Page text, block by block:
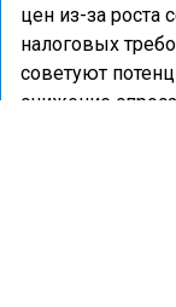
цен из-за роста
налоговых
советуют
снижение